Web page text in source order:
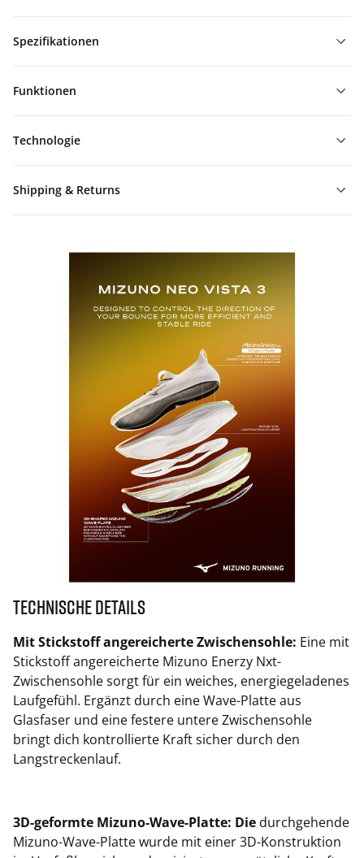
Spezifikationen
Funktionen
Technologie
Shipping & Returns
Technische Details
Mit Stickstoff angereicherte Zwischensohle: Eine mit
Stickstoff angereicherte Mizuno Enerzy Nxt-
Zwischensohle sorgt für ein weiches, energiegeladenes
Laufgefühl. Ergänzt durch eine Wave-Platte aus
Glasfaser und eine festere untere Zwischensohle
bringt dich kontrollierte Kraft sicher durch den
Langstreckenlauf.
3D-geformte Mizuno-Wave-Platte: Die durchgehende
Mizuno-Wave-Platte wurde mit einer 3D-Konstruktion